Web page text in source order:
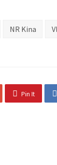
NR Kina
Pin It